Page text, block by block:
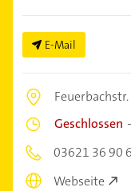
E-Mail
Feuerbachstr.
Geschlossen
03621 36 90
Webseite